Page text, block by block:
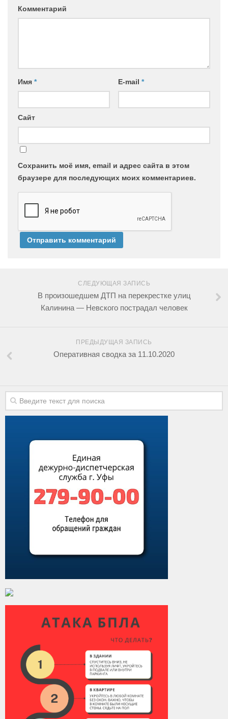
Комментарий
Имя * E-mail *
Сайт
Сохранить моё имя, email и адрес сайта в этом
браузере для последующих моих комментариев.
СЛЕДУЮЩАЯ ЗАПИСЬ
В произошедшем ДТП на перекрестке улиц
Калинина — Невского пострадал человек
ПРЕДЫДУЩАЯ ЗАПИСЬ
Оперативная сводка за 11.10.2020